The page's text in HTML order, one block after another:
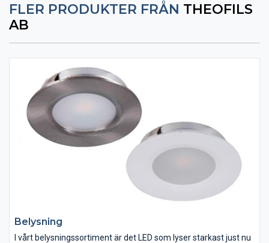
FLER PRODUKTER FRÅN THEOFILS
AB
Belysning
I vårt belysningssortiment är det LED som lyser starkast just nu